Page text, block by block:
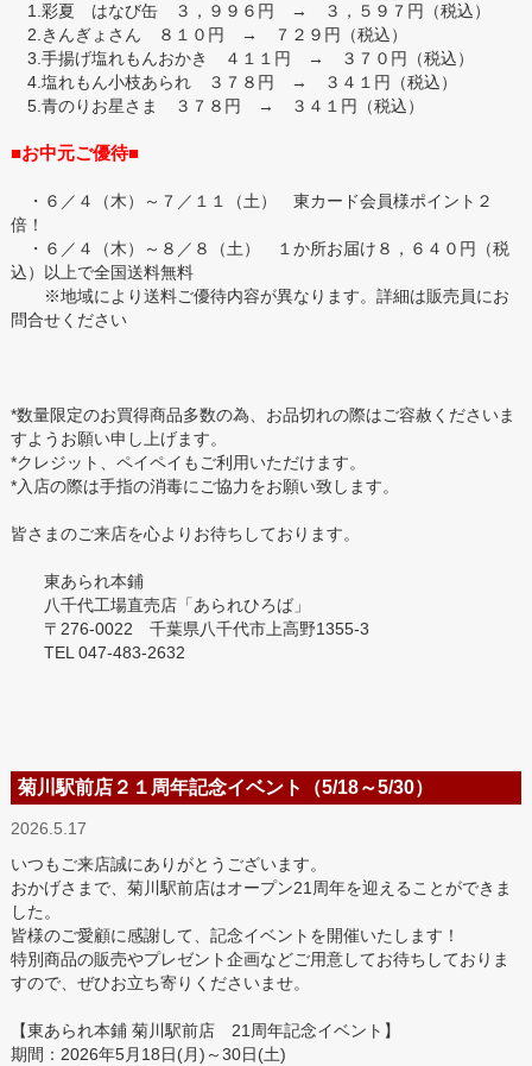
1.彩夏 はなび缶 ３，９９６円 → ３，５９７円（税込）
2.きんぎょさん ８１０円 → ７２９円（税込）
3.手揚げ塩れもんおかき ４１１円 → ３７０円（税込）
4.塩れもん小枝あられ ３７８円 → ３４１円（税込）
5.青のりお星さま ３７８円 → ３４１円（税込）
■お中元ご優待■
・６／４（木）～７／１１（土） 東カード会員様ポイント２
倍！
・６／４（木）～８／８（土） １か所お届け８，６４０円（税
込）以上で全国送料無料
※地域により送料ご優待内容が異なります。詳細は販売員にお
問合せください
*数量限定のお買得商品多数の為、お品切れの際はご容赦くださいま
すようお願い申し上げます。
*クレジット、ペイペイもご利用いただけます。
*入店の際は手指の消毒にご協力をお願い致します。
皆さまのご来店を心よりお待ちしております。
東あられ本鋪
八千代工場直売店「あられひろば」
〒276-0022 千葉県八千代市上高野1355-3
TEL 047-483-2632
菊川駅前店２１周年記念イベント（5/18～5/30）
2026.5.17
いつもご来店誠にありがとうございます。
おかげさまで、菊川駅前店はオープン21周年を迎えることができま
した。
皆様のご愛顧に感謝して、記念イベントを開催いたします！
特別商品の販売やプレゼント企画などご用意してお待ちしておりま
すので、ぜひお立ち寄りくださいませ。
【東あられ本鋪 菊川駅前店 21周年記念イベント】
期間：2026年5月18日(月)～30日(土)